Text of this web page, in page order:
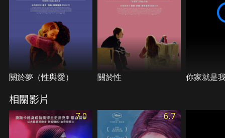
關於夢（性與愛） 關於性 你家就是
相關影片
7.0 6.7